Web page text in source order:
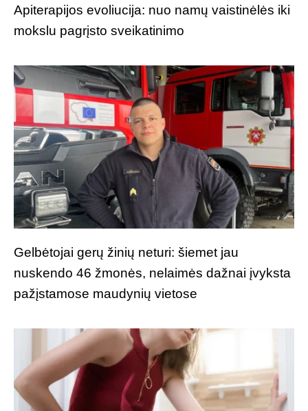
Apiterapijos evoliucija: nuo namų vaistinėlės iki
mokslu pagrįsto sveikatinimo
Gelbėtojai gerų žinių neturi: šiemet jau
nuskendo 46 žmonės, nelaimės dažnai įvyksta
pažįstamose maudynių vietose